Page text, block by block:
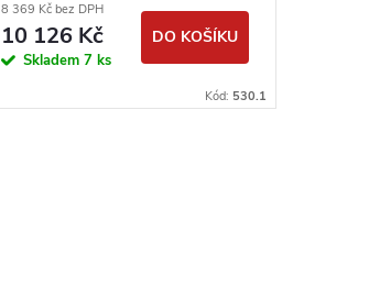
8 369 Kč bez DPH
10 126 Kč
Skladem 7 ks
DO KOŠÍKU
Kód: 530.1